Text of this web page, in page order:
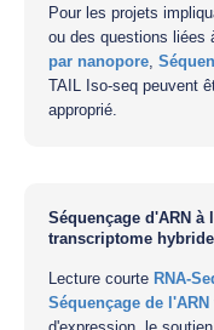
Pour les projets
ou des questions liées
par nanopore,
TAIL Iso-seq peuvent
approprié.
Séquençage d'ARN à
transcriptome hybride
Lecture courte RNA-
Séquençage de l'ARN